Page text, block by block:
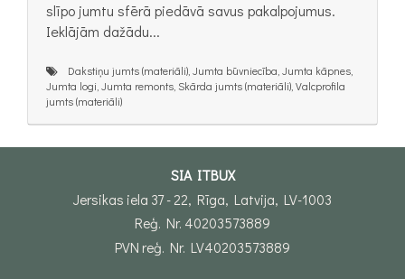
slīpo jumtu sfērā piedāvā savus pakalpojumus.
Ieklājām dažādu...
Dakstiņu jumts (materiāli), Jumta būvniecība, Jumta kāpnes,
Jumta logi, Jumta remonts, Skārda jumts (materiāli), Valcprofila
jumts (materiāli)
SIA ITBUX
Jersikas iela 37 - 22, Rīga, Latvija, LV-1003
Reģ. Nr. 40203573889
PVN reģ. Nr. LV40203573889